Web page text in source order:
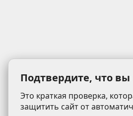
Подтвердите, что вы
Это краткая проверка,
защитить сайт от